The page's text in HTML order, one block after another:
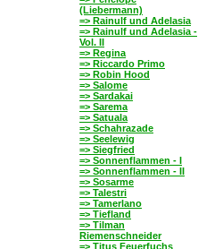
(Liebermann)
=> Rainulf und Adelasia
=> Rainulf und Adelasia -
Vol. II
=> Regina
=> Riccardo Primo
=> Robin Hood
=> Salome
=> Sardakai
=> Sarema
=> Satuala
=> Schahrazade
=> Seelewig
=> Siegfried
=> Sonnenflammen - I
=> Sonnenflammen - II
=> Sosarme
=> Talestri
=> Tamerlano
=> Tiefland
=> Tilman
Riemenschneider
=> Titus Feuerfuchs